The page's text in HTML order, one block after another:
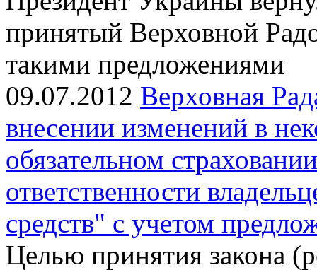
принятый Верховной
такими предложениями
09.07.2012 Верховная
внесении изменений в
обязательном
ответственности
средств" с учетом
Целью принятия закона